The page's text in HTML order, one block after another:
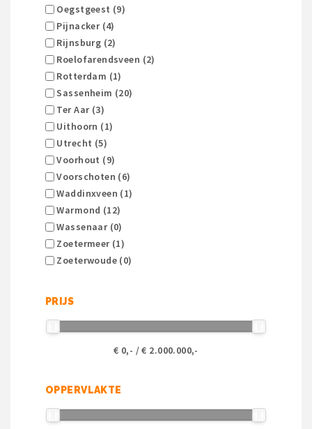
Oegstgeest (9)
Pijnacker (4)
Rijnsburg (2)
Roelofarendsveen (2)
Rotterdam (1)
Sassenheim (20)
Ter Aar (3)
Uithoorn (1)
Utrecht (5)
Voorhout (9)
Voorschoten (6)
Waddinxveen (1)
Warmond (12)
Wassenaar (0)
Zoetermeer (1)
Zoeterwoude (0)
PRIJS
€ 0,- / € 2.000.000,-
OPPERVLAKTE